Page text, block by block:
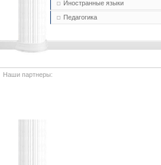
Иностранные языки
Педагогика
Наши партнеры: